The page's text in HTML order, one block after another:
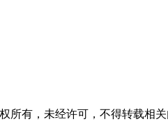
所有，未经许可，不得转载相